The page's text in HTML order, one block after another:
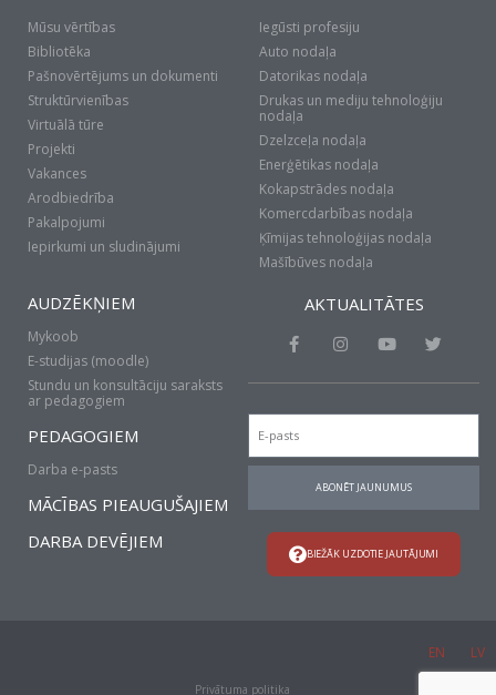
Mūsu vērtības
Bibliotēka
Pašnovērtējums un dokumenti
Struktūrvienības
Virtuālā tūre
Projekti
Vakances
Arodbiedrība
Pakalpojumi
Iepirkumi un sludinājumi
Iegūsti profesiju
Auto nodaļa
Datorikas nodaļa
Drukas un mediju tehnoloģiju
nodaļa
Dzelzceļa nodaļa
Enerģētikas nodaļa
Kokapstrādes nodaļa
Komercdarbības nodaļa
Ķīmijas tehnoloģijas nodaļa
Mašībūves nodaļa
AUDZĒKŅIEM
Mykoob
E-studijas (moodle)
Stundu un konsultāciju saraksts
ar pedagogiem
PEDAGOGIEM
Darba e-pasts
MĀCĪBAS PIEAUGUŠAJIEM
DARBA DEVĒJIEM
AKTUALITĀTES
F
a
b
o
k
I
n
a
a
Y
u
T
t
ABONĒT JAUNUMUS
BIEŽĀK UZDOTIE JAUTĀJUMI
Privātuma politika
EN LV